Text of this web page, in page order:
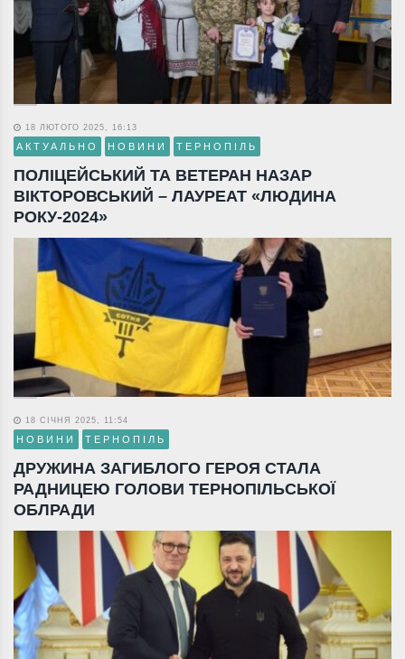
18 ЛЮТОГО 2025, 16:13
АКТУАЛЬНО НОВИНИ ТЕРНОПІЛЬ
ПОЛІЦЕЙСЬКИЙ ТА ВЕТЕРАН НАЗАР
ВІКТОРОВСЬКИЙ – ЛАУРЕАТ «ЛЮДИНА
РОКУ-2024»
18 СІЧНЯ 2025, 11:54
НОВИНИ ТЕРНОПІЛЬ
ДРУЖИНА ЗАГИБЛОГО ГЕРОЯ СТАЛА
РАДНИЦЕЮ ГОЛОВИ ТЕРНОПІЛЬСЬКОЇ
ОБЛРАДИ